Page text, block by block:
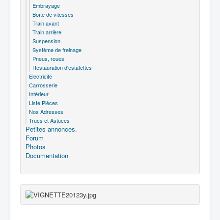
Embrayage
Boîte de vitesses
Train avant
Train arrière
Suspension
Système de freinage
Pneus, roues
Restauration d'estafettes
Electricité
Carrosserie
Intérieur
Liste Pièces
Nos Adresses
Trucs et Astuces
Petites annonces.
Forum
Photos
Documentation